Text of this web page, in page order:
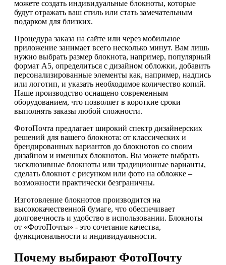
можете создать индивидуальные блокноты, которые
будут отражать ваш стиль или стать замечательным
подарком для близких.
Процедура заказа на сайте или через мобильное
приложение занимает всего несколько минут. Вам лишь
нужно выбрать размер блокнота, например, популярный
формат А5, определиться с дизайном обложки, добавить
персонализированные элементы как, например, надпись
или логотип, и указать необходимое количество копий.
Наше производство оснащено современным
оборудованием, что позволяет в короткие сроки
выполнять заказы любой сложности.
ФотоПочта предлагает широкий спектр дизайнерских
решений для вашего блокнота: от классических и
брендированных вариантов до блокнотов со своим
дизайном и именных блокнотов. Вы можете выбрать
эксклюзивные блокноты или традиционные варианты,
сделать блокнот с рисунком или фото на обложке –
возможности практически безграничны.
Изготовление блокнотов производится на
высококачественной бумаге, что обеспечивает
долговечность и удобство в использовании. Блокноты
от «ФотоПочты» - это сочетание качества,
функциональности и индивидуальности.
Почему выбирают ФотоПочту